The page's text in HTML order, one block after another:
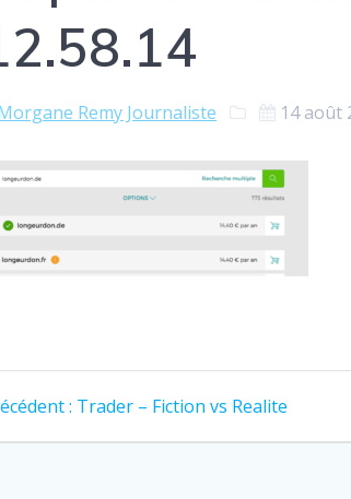
Remy Journaliste 14 août
: Article
Trader – Fiction vs Realite